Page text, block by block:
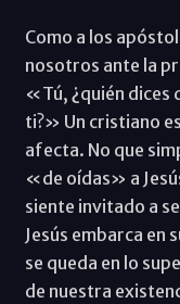
Como a los
nosotros ante la
«Tú, ¿quién dices
ti?» Un cristiano
afecta. No que
«de oídas» a
siente invitado a
Jesús embarca en
se queda en lo
de nuestra